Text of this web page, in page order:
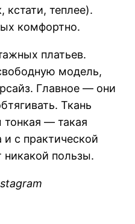
теплее).
комфортно.
платьев.
модель,
Главное — они
Ткань
— такая
с практической
никакой пользы.